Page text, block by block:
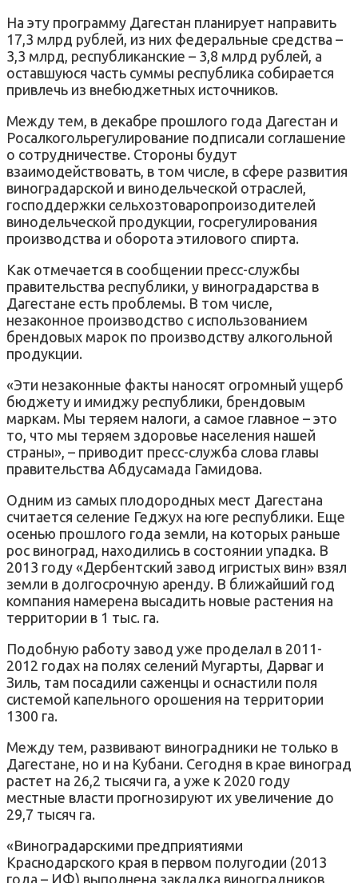
На эту программу Дагестан планирует направить
17,3 млрд рублей, из них федеральные средства –
3,3 млрд, республиканские – 3,8 млрд рублей, а
оставшуюся часть суммы республика собирается
привлечь из внебюджетных источников.
Между тем, в декабре прошлого года Дагестан и
Росалкогольрегулирование подписали соглашение
о сотрудничестве. Стороны будут
взаимодействовать, в том числе, в сфере развития
виноградарской и винодельческой отраслей,
господдержки сельхозтоваропроизодителей
винодельческой продукции, госрегулирования
производства и оборота этилового спирта.
Как отмечается в сообщении пресс-службы
правительства республики, у виноградарства в
Дагестане есть проблемы. В том числе,
незаконное производство с использованием
брендовых марок по производству алкогольной
продукции.
«Эти незаконные факты наносят огромный ущерб
бюджету и имиджу республики, брендовым
маркам. Мы теряем налоги, а самое главное – это
то, что мы теряем здоровье населения нашей
страны», – приводит пресс-служба слова главы
правительства Абдусамада Гамидова.
Одним из самых плодородных мест Дагестана
считается селение Геджух на юге республики. Еще
осенью прошлого года земли, на которых раньше
рос виноград, находились в состоянии упадка. В
2013 году «Дербентский завод игристых вин» взял
земли в долгосрочную аренду. В ближайший год
компания намерена высадить новые растения на
территории в 1 тыс. га.
Подобную работу завод уже проделал в 2011-
2012 годах на полях селений Мугарты, Дарваг и
Зиль, там посадили саженцы и оснастили поля
системой капельного орошения на территории
1300 га.
Между тем, развивают виноградники не только в
Дагестане, но и на Кубани. Сегодня в крае виноград
растет на 26,2 тысячи га, а уже к 2020 году
местные власти прогнозируют их увеличение до
29,7 тысяч га.
«Виноградарскими предприятиями
Краснодарского края в первом полугодии (2013
года – ИФ) выполнена закладка виноградников